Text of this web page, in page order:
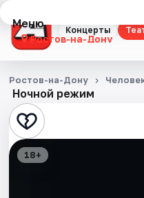
Концерты
Меню
Ростов-на-Дону
Концерты
Театр
Стендап
Ночной режим
Ростов-на-Дону
18+